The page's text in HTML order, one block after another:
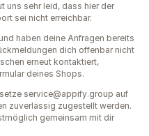
uns sehr leid, dass hier der
sei nicht erreichbar.
haben deine Anfragen bereits
dich offenbar nicht
erneut kontaktiert,
deines Shops.
service@appify.group auf
zuverlässig zugestellt werden.
gemeinsam mit dir